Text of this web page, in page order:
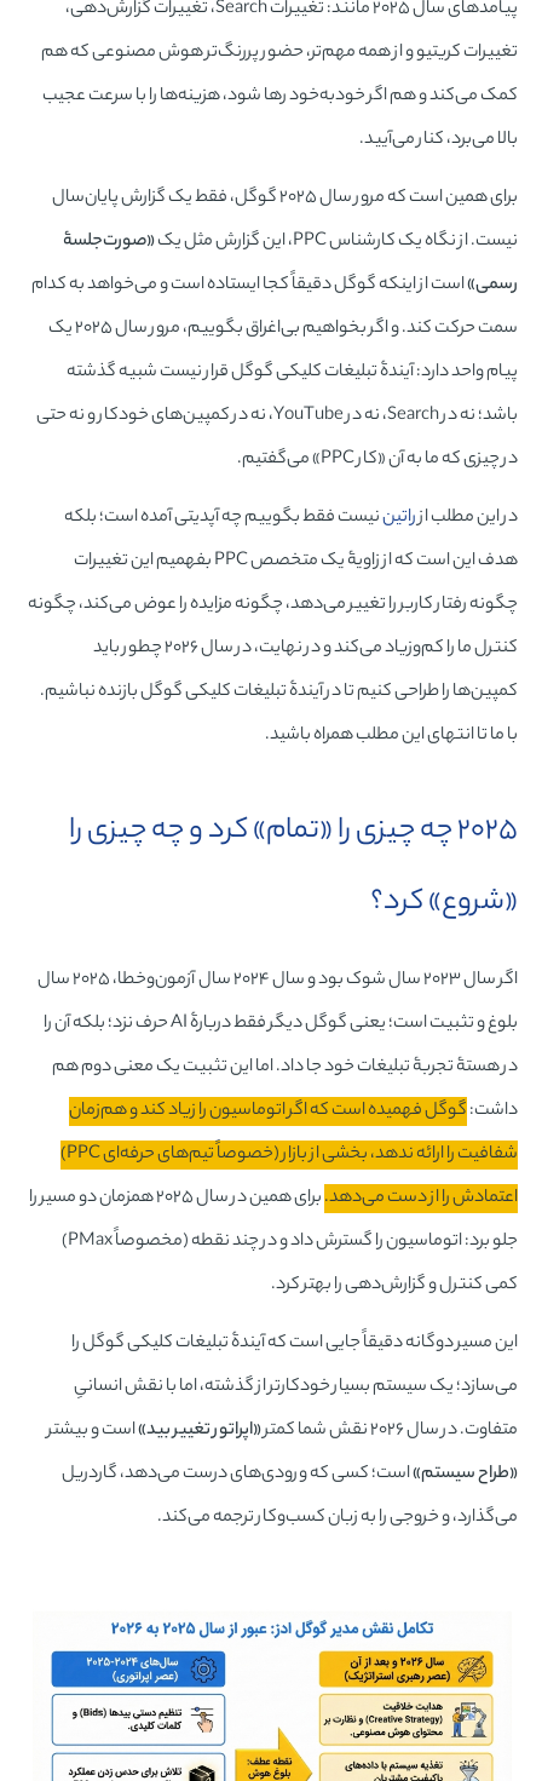
پیامدهای سال ۲۰۲۵ مانند: تغییرات Search، تغییرات گزارش‌دهی،
تغییرات کریتیو و از همه مهم‌تر، حضور پررنگ‌تر هوش مصنوعی که هم
کمک می‌کند و هم اگر خودبه‌خود رها شود، هزینه‌ها را با سرعت عجیب
بالا می‌برد، کنار می‌آیید.
برای همین است که مرور سال ۲۰۲۵ گوگل، فقط یک گزارش پایان‌سال
نیست. از نگاه یک کارشناس PPC، این گزارش مثل یک
«صورت‌جلسۀ
رسمی»است از اینکه گوگل دقیقاً کجا ایستاده است و می‌خواهد به کدام
سمت حرکت کند. و اگر بخواهیم بی‌اغراق بگوییم، مرور سال ۲۰۲۵ یک
پیام واحد دارد: آیندۀ تبلیغات کلیکی گوگل قرار نیست شبیه گذشته
باشد؛ نه در Search، نه در YouTube، نه در کمپین‌های خودکار و نه حتی
در چیزی که ما به آن «کار PPC» می‌گفتیم.
در این مطلب ازراتیننیست فقط بگوییم چه آپدیتی آمده است؛ بلکه
هدف این است که از زاویۀ یک متخصص PPC بفهمیم این تغییرات
چگونه رفتار کاربر را تغییر می‌دهد، چگونه مزایده را عوض می‌کند، چگونه
کنترل ما را کم‌وزیاد می‌کند و در نهایت، در سال ۲۰۲۶ چطور باید
کمپین‌ها را طراحی کنیم تا در آیندۀ تبلیغات کلیکی گوگل بازنده نباشیم.
با ما تا انتهای این مطلب همراه باشید.
۲۰۲۵ چه چیزی را «تمام» کرد و چه چیزی را
«شروع» کرد؟
اگر سال ۲۰۲۳ سال شوک بود و سال ۲۰۲۴ سال آزمون‌وخطا، ۲۰۲۵ سال
بلوغ و تثبیت است؛ یعنی گوگل دیگر فقط دربارۀ AI حرف نزد؛ بلکه آن را
در هستۀ تجربۀ تبلیغات خود جا داد. اما این تثبیت یک معنی دوم هم
داشت:گوگل فهمیده است که اگر اتوماسیون را زیاد کند و هم‌زمان
شفافیت را ارائه ندهد، بخشی از بازار (خصوصاً تیم‌های حرفه‌ای PPC)
اعتمادش را از دست می‌دهد.
برای همین در سال ۲۰۲۵ همزمان دو مسیر را
جلو برد: اتوماسیون را گسترش داد و در چند نقطه (مخصوصاً PMax)
کمی کنترل و گزارش‌دهی را بهتر کرد.
این مسیر دوگانه دقیقاً جایی است که آیندۀ تبلیغات کلیکی گوگل را
می‌سازد؛ یک سیستم بسیار خودکارتر از گذشته، اما با نقش انسانیِ
متفاوت. در سال ۲۰۲۶ نقش شما کمتر
«اپراتور تغییر بید»است و بیشتر
«طراح سیستم»است؛ کسی که ورودی‌های درست می‌دهد، گاردریل
می‌گذارد، و خروجی را به زبان کسب‌وکار ترجمه می‌کند.